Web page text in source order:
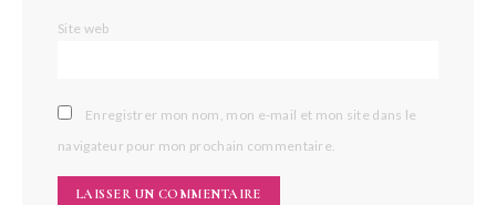
Site web
Enregistrer mon nom, mon e-mail et mon site dans le
navigateur pour mon prochain commentaire.